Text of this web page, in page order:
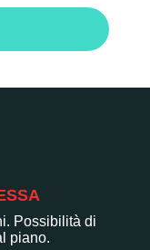
Possibilità di
piano.